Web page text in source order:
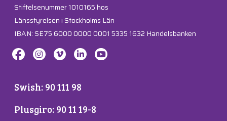
Stiftelsenummer 1010165 hos
Länsstyrelsen i Stockholms Län
IBAN: SE75 6000 0000 0001 5335 1632 Handelsbanken
Swish: 90 111 98
Plusgiro: 90 11 19-8